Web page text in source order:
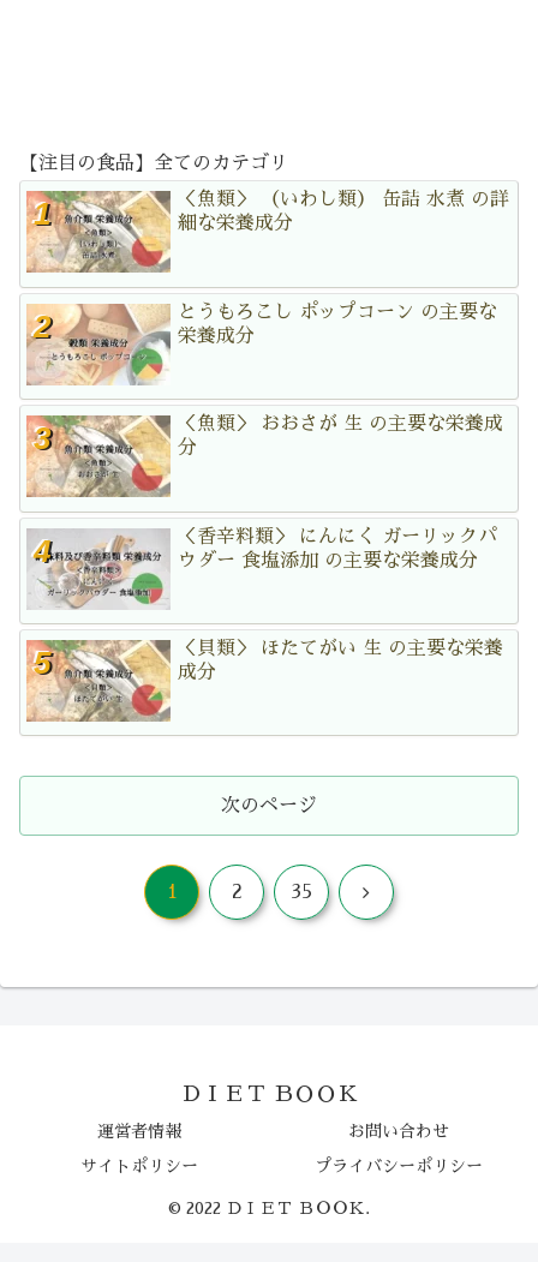
【注目の食品】全てのカテゴリ
＜魚類＞ （いわし類） 缶詰 水煮 の詳
細な栄養成分
とうもろこし ポップコーン の主要な
栄養成分
＜魚類＞ おおさが 生 の主要な栄養成
分
＜香辛料類＞ にんにく ガーリックパ
ウダー 食塩添加 の主要な栄養成分
＜貝類＞ ほたてがい 生 の主要な栄養
成分
次のページ
1 2 35 次
ＤＩＥＴ ＢＯＯＫ
運営者情報 お問い合わせ
サイトポリシー プライバシーポリシー
© 2022 ＤＩＥＴ ＢＯＯＫ.